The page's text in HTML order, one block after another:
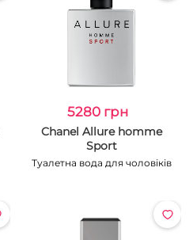
5280 грн
Chanel Allure homme
Sport
Туалетна вода для чоловіків